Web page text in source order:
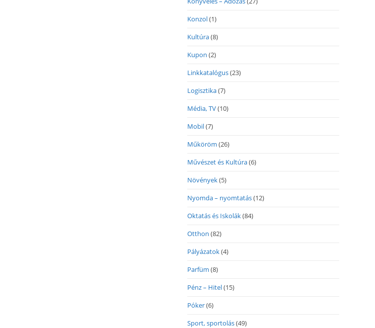
Konzol(1)
Kultúra(8)
Kupon (2)
Linkkatalógus(23)
Logisztika(7)
Média, TV(10)
Mobil(7)
Műköröm (26)
Művészet és Kultúra(6)
Növények(5)
Nyomda – nyomtatás(12)
Oktatás és Iskolák(84)
Otthon (82)
Pályázatok(4)
Parfüm (8)
Pénz – Hitel(15)
Póker(6)
Sport, sportolás(49)